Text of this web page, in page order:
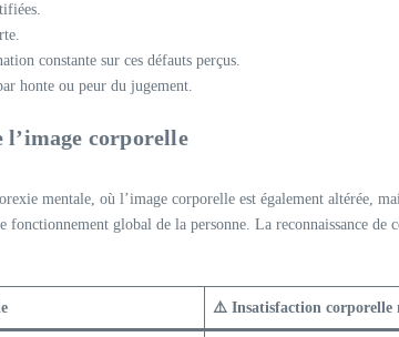
constante sur ces défauts perçus.
honte ou peur du jugement.
corporelle
mentale, où l’image corporelle est également altérée,
global de la personne. La reconnaissance de
⚠️ Insatisfaction corporelle